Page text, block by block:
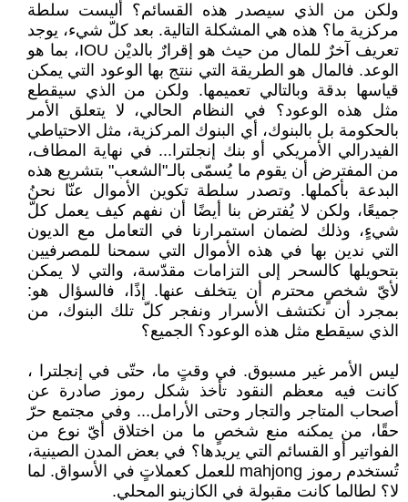
ولكن من الذي سيصدر هذه القسائم؟ أليست سلطة
مركزية ما؟ هذه هي المشكلة التالية. بعد ‏كلّ شيء، يوجد
تعريف آخرٌ للمال من حيث هو إقرارٌ بالديْن ‏IOU، بما هو
الوعد. فالمال هو ‏الطريقة التي ننتج بها الوعود التي يمكن
قياسها بدقة وبالتالي تعميمها. ولكن من الذي سيقطع
‏مثل هذه الوعود؟ في النظام الحالي، لا يتعلق الأمر
بالحكومة بل بالبنوك، أي البنوك ‏المركزية، مثل الاحتياطي
الفيدرالي الأمريكي أو بنك إنجلترا... في نهاية المطاف،
من ‏المفترض أن يقوم ما يُسمّى بالـ"الشعب" بتشريع هذه
البدعة بأكملها. وتصدر سلطة تكوين ‏الأموال عنّا نحنُ
جميعًا، ولكن لا يُفترض بنا أيضًا أن نفهم كيف يعمل كلّ
شيءٍ، وذلك ‏لضمان استمرارنا في التعامل مع الديون
التي ندين بها في هذه الأموال التي سمحنا ‏للمصرفيين
بتحويلها كالسحر إلى التزامات مقدّسة، والتي لا يمكن
لأيّ شخصٍ محترم أن ‏يتخلف عنها. إذًا، فالسؤال هو:
بمجرد أن نكتشف الأسرار ونفجر كلّ تلك البنوك، من
الذي ‏سيقطع مثل هذه الوعود؟ الجميع؟
ليس الأمر غير مسبوق. في وقتٍ ما، حتّى في إنجلترا ،
كانت فيه معظم النقود تأخذ شكل ‏رموز صادرة عن
أصحاب المتاجر والتجار وحتى الأرامل... وفي مجتمع حرّ
حقًا، من يمكنه ‏منع شخصٍ ما من اختلاق أيّ نوع من
الفواتير أو القسائم التي يريدها؟ في بعض المدن ‏الصينية،
تُستخدم رموز ‏mahjong‏ للعمل كعملاتٍ في الأسواق. لما
لا؟ لطالما كانت مقبولة ‏في الكازينو المحلي.‏